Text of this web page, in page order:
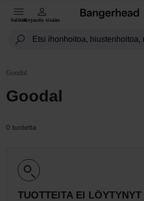
ValikkoKirjaudu sisään
Goodal
Goodal
0 tuotetta
TUOTTEITA EI LÖYTYNYT